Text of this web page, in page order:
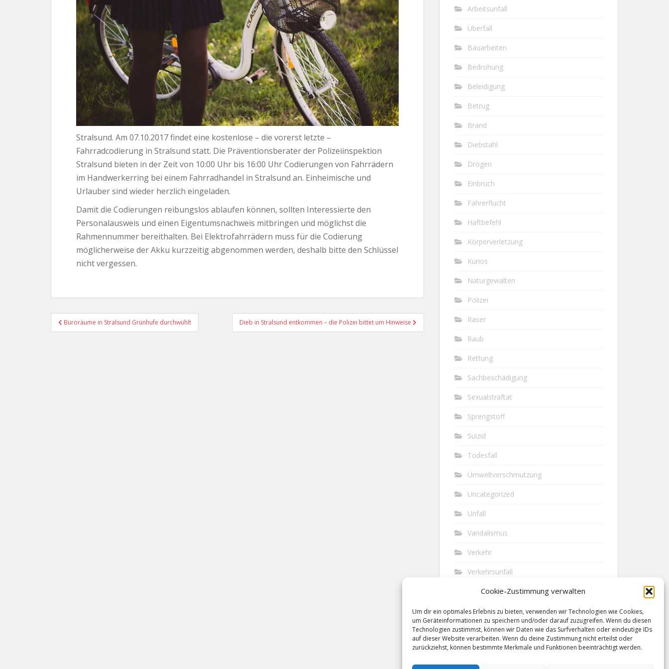
Cookie-Zustimmung verwalten
Um dir ein optimales Erlebnis zu bieten, verwenden wir Technologien wie Cookies,
um Geräteinformationen zu speichern und/oder darauf zuzugreifen. Wenn du diesen
Technologien zustimmst, können wir Daten wie das Surfverhalten oder eindeutige IDs
auf dieser Website verarbeiten. Wenn du deine Zustimmung nicht erteilst oder
zurückziehst, können bestimmte Merkmale und Funktionen beeinträchtigt werden.
Stralsund. Am 07.10.2017 findet eine kostenlose – die vorerst letzte –
Fahrradcodierung in Stralsund statt. Die Präventionsberater der Polizeiinspektion
Stralsund bieten in der Zeit von 10:00 Uhr bis 16:00 Uhr Codierungen von Fahrrädern
im Handwerkerring bei einem Fahrradhandel in Stralsund an. Einheimische und
Urlauber sind wieder herzlich eingeladen.
Damit die Codierungen reibungslos ablaufen können, sollten Interessierte den
Personalausweis und einen Eigentumsnachweis mitbringen und möglichst die
Rahmennummer bereithalten. Bei Elektrofahrrädern muss für die Codierung
möglicherweise der Akku kurzzeitig abgenommen werden, deshalb bitte den Schlüssel
nicht vergessen.
Beitragsnavigation
Büroräume in Stralsund Grünhufe durchwühlt Dieb in Stralsund entkommen – die Polizei bittet um Hinweise
Arbeitsunfall
Überfall
Bauarbeiten
Bedrohung
Beleidigung
Betrug
Brand
Diebstahl
Drogen
Einbruch
Fahrerflucht
Haftbefehl
Körperverletzung
Kurios
Naturgewalten
Polizei
Raser
Raub
Rettung
Sachbeschädigung
Sexualstraftat
Sprengstoff
Suizid
Todesfall
Umweltverschmutzung
Uncategorized
Unfall
Vandalismus
Verkehr
Verkehrsunfall
Vermisst
Waffen
Wilderei